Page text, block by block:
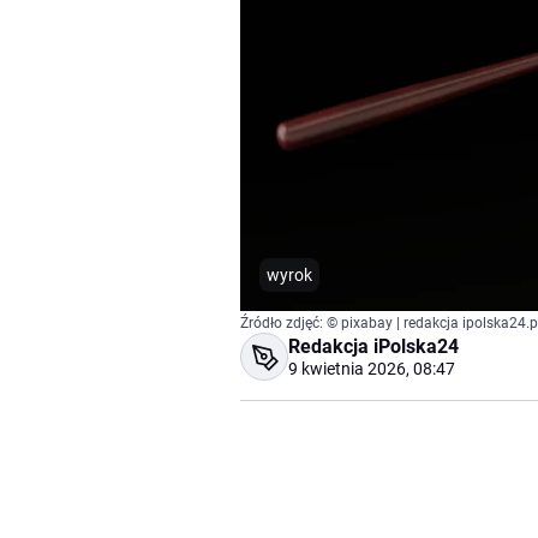
wyrok
Źródło zdjęć: © pixabay | redakcja
Redakcja iPolska24
9 kwietnia 2026, 08:47